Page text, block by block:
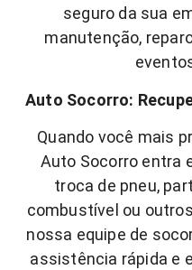
seguro da sua
manutenção,
Auto Socorro:
Quando você mais
Auto Socorro entra
troca de pneu,
combustível ou
nossa equipe de
assistência rápida e